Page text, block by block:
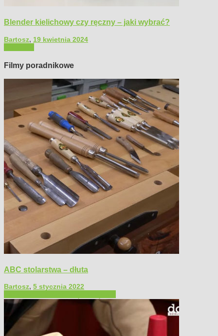
Blender kielichowy czy ręczny – jaki wybrać?
Bartosz, 19 kwietnia 2024
Filmy poradnikowe
ABC stolarstwa – dłuta
Bartosz, 5 stycznia 2022